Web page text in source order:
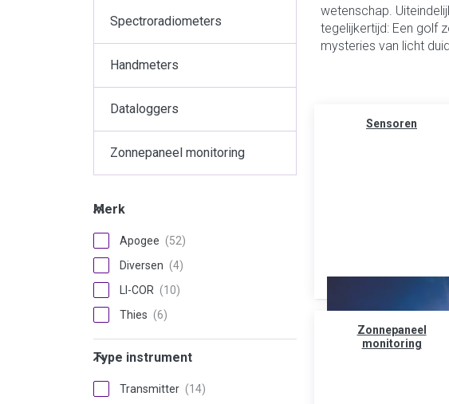
Spectroradiometers
Handmeters
Dataloggers
Zonnepaneel monitoring
Merk
Merk
Apogee
Diversen
LI-COR
Thies
Type instrument
Type instrument
Transmitter
wetenschap.
tegelijkertijd: Een golf
mysteries van licht
Sensoren
Zonnepaneel
monitoring